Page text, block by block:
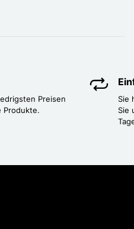
Preisen
Produkte.
Sie
Sie